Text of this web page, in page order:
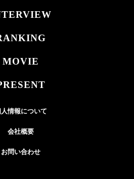
MOVIE
情報について
会社概要
お問い合わせ